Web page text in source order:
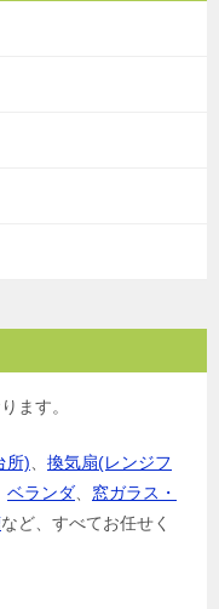
ます。
所)
換気扇(レンジフ
ベランダ
窓ガラス・
など、すべてお任せく